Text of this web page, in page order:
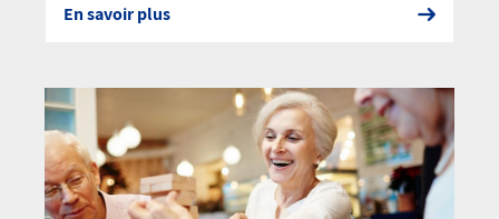
En savoir plus